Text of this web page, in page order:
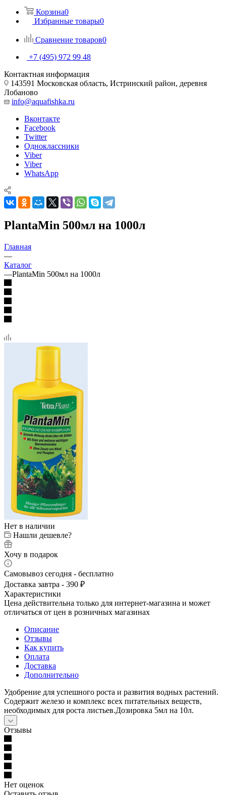
Корзина0
Избранные товары0
Сравнение товаров0
+7 (495) 972 99 48
Контактная информация
143591 Московская область, Истринский район, деревня
Лобаново
info@aquafishka.ru
Вконтакте
Facebook
Twitter
Одноклассники
Viber
Viber
WhatsApp
PlantaMin 500мл на 1000л
Главная
—
Каталог
—PlantaMin 500мл на 1000л
Нет в наличии
Нашли дешевле?
Хочу в подарок
Самовывоз сегодня - бесплатно
Доставка завтра - 390 ₽
Характеристики
Цена действительна только для интернет-магазина и может
отличаться от цен в розничных магазинах
Описание
Отзывы
Как купить
Оплата
Доставка
Дополнительно
Удобрение для успешного роста и развития водных растений.
Содержит железо и комплекс всех питательных веществ,
необходимых для роста листьев.Дозировка 5мл на 10л.
Отзывы
Нет оценок